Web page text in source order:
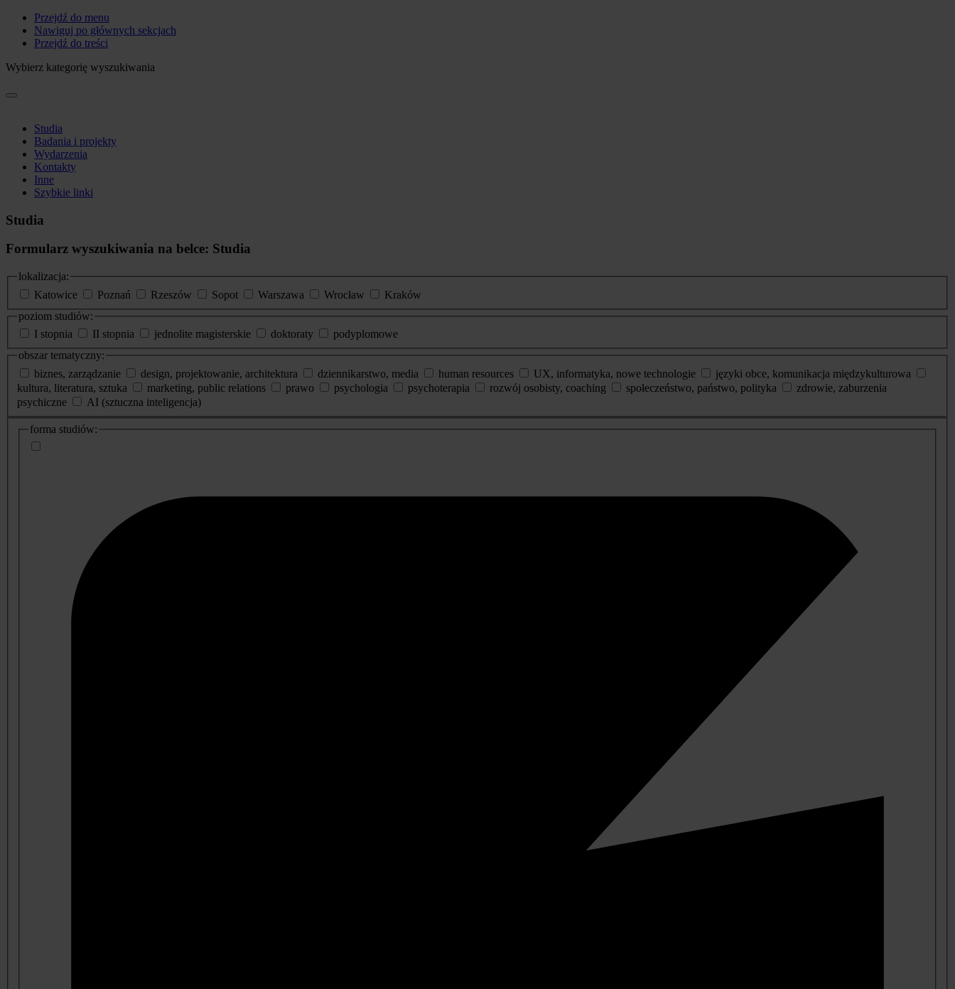
Przejdź do menu
Nawiguj po głównych sekcjach
Przejdź do treści
Wybierz kategorię wyszukiwania
Studia
Badania i projekty
Wydarzenia
Kontakty
Inne
Szybkie linki
Studia
Formularz wyszukiwania na belce: Studia
lokalizacja:
Katowice
Poznań Rzeszów Sopot Warszawa Wrocław
Kraków
poziom studiów:
I stopnia
II stopnia jednolite magisterskie doktoraty
podyplomowe
obszar tematyczny:
biznes, zarządzanie
design, projektowanie, architektura dziennikarstwo, media human resources UX, informatyka, nowe technologie
języki obce, komunikacja międzykulturowa
kultura, literatura, sztuka
marketing, public relations prawo psychologia psychoterapia rozwój osobisty, coaching społeczeństwo, państwo, polityka
zdrowie, zaburzenia
psychiczne
AI (sztuczna inteligencja)
dodatkowe
informacje
forma studiów: